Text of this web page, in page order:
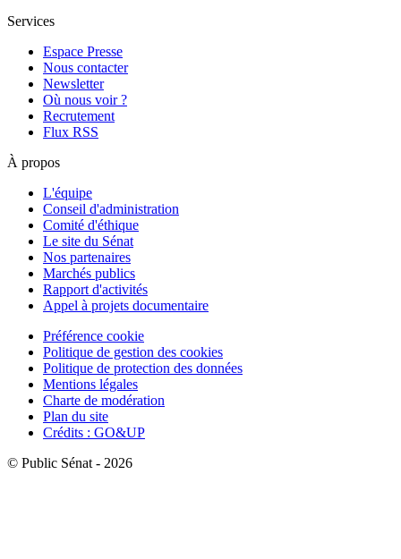
Services
Espace Presse
Nous contacter
Newsletter
Où nous voir ?
Recrutement
Flux RSS
À propos
L'équipe
Conseil d'administration
Comité d'éthique
Le site du Sénat
Nos partenaires
Marchés publics
Rapport d'activités
Appel à projets documentaire
Préférence cookie
Politique de gestion des cookies
Politique de protection des données
Mentions légales
Charte de modération
Plan du site
Crédits : GO&UP
© Public Sénat - 2026